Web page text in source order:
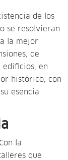
de los
se resolvieran
la mejor
de
en
histórico, con
esencia
la
que